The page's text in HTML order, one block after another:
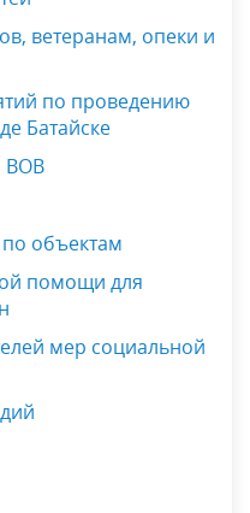
ветеранам, опеки и
по проведению
Батайске
ВОВ
объектам
помощи для
мер социальной